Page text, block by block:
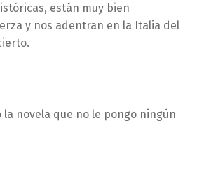
están muy bien
y nos adentran en la Italia del
novela que no le pongo ningún